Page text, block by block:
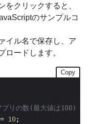
をクリックすると、
のサンプルコ
イル名で保存し、ア
ロードします。
Copy
10